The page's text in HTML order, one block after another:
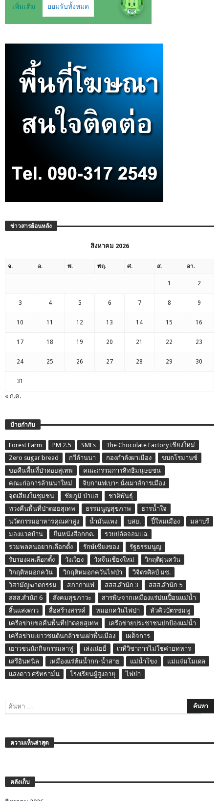
ข่าวสารย้อนหลัง
สิงหาคม 2026
จ. อ. พ. พฤ. ศ. ส. อา.
1 2
3 4 5 6 7 8 9
10 11 12 13 14 15 16
17 18 19 20 21 22 23
24 25 26 27 28 29 30
31
« ก.ค.
ป้ายกำกับ
Forest Farm PM 2.5 SMEs
The Chocolate Factory เชียงใหม่
Zero sugar bread
กวีล้านนา กองกำลังผาเมือง
ขบถโรมานซ์
ขอคืนพื้นที่ป่าดอยสุเทพ
คณะกรรมการสิทธิมนุษยชน
คณะก่อการล้านนาใหม่
จิบกาแฟเบาๆ นั่งเมาส์การเมือง
จุดเสี่ยงในชุมชน
ชัยภูมิ ป่าแส
ชาติพันธุ์
ทวงคืนพื้นที่ป่าดอยสุเทพ
ธรรมนูญสุขภาพ
ธารน้ำใจ
นวัตกรรมอาหารคุณค่าสูง
น้ำมันแพง บสย. ปี๋ใหม่เมือง
มลาบรี
มองแวดบ้าน
ยื่นหนังสือกกต.
รวบปลัดจอมแฉ
รวมพลคนอยากเลือกตั้ง
รักษ์เชียงของ
รัฐธรรมนูญ
รับรองผลเลือกตั้ง
วังเวียง วัดจีนเชียงใหม่
วิกฤติฝุ่นควัน
วิกฤติหมอกควัน
วิกฤติหมอกควันไฟป่า
วิจิตรศิลป์ มช.
วิสามัญฆาตกรรม
สภากาแฟ สสส.สำนัก 3
สสส.สำนัก 5
สสส.สำนัก 6
สังคมสุขภาวะ
สารพิษจากเหมืองแร่ปนเปื้อนแม่น้ำ
สิ้นแสงดาว
สื่อสร้างสรรค์ หมอกควันไฟป่า
หัวคิวบัตรชมพู
เครือข่ายขอคืนพื้นที่ป่าดอยสุเทพ
เครือข่ายประชาชนปกป้องแม่น้ำ
เครือข่ายเยาวชนต้นกล้าชนเผ่าพื้นเมือง
เผด็จการ
เยาวชนนักกิจกรรมลาหู่
เล่งเน่ยยี่
เวทีวิชาการไม่ใช่ค่ายทหาร
เสรีอินทนิล
เหมืองแร่ต้นน้ำกก-น้ำสาย แม่น้ำโขง
แม่แจ่มโมเดล
แสงดาว ศรัทธามั่น
โรงเรียนผู้สูงอายุ ไฟป่า
ความเห็นล่าสุด
คลังเก็บ